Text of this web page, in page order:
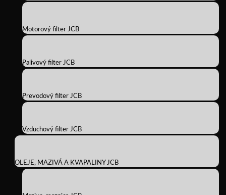
Motorový filter JCB
Palivový filter JCB
Prevodový filter JCB
Vzduchový filter JCB
OLEJE, MAZIVÁ A KVAPALINY JCB